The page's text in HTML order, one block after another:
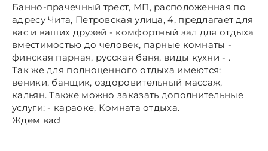
Банно-прачечный трест, МП, расположенная по
адресу Чита, Петровская улица, 4, предлагает для
вас и ваших друзей - комфортный зал для отдыха
вместимостью до человек, парные комнаты -
финская парная, русская баня, виды кухни - .
Так же для полноценного отдыха имеются:
веники, банщик, оздоровительный массаж,
кальян. Также можно заказать дополнительные
услуги: - караоке, Комната отдыха.
Ждем вас!